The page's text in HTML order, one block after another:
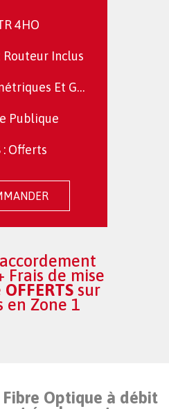
4HO
Routeur Inclus
Débits Symétriques Et Garantis
Publique
: Offerts
Frais de mise
OFFERTS sur
en Zone 1
Optique à débit